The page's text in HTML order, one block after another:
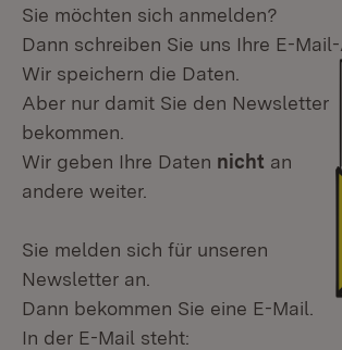
Sie möchten sich anmelden?
Dann schreiben Sie uns Ihre E-Mail-
Wir speichern die Daten.
Aber nur damit Sie den Newsletter
bekommen.
Wir geben Ihre Daten nicht an
andere weiter.
Sie melden sich für unseren
Newsletter an.
Dann bekommen Sie eine E-Mail.
In der E-Mail steht: